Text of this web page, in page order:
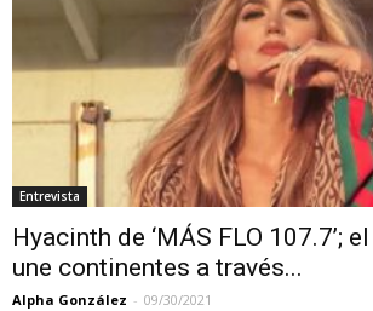
Entrevista
Hyacinth de ‘MÁS FLO 107.7’;
une continentes a través...
Alpha González - 09/30/2021